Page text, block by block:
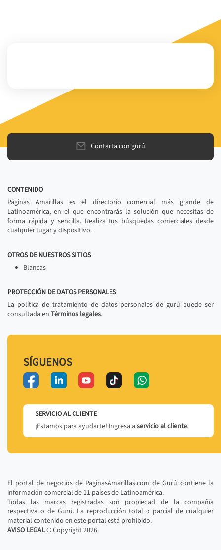
Contacta con gurú
CONTENIDO
Páginas Amarillas es el directorio comercial más grande de
Latinoamérica, en el que encontrarás la solución que necesitas de
forma rápida y sencilla. Realiza tus búsquedas comerciales desde
cualquier lugar y dispositivo.
OTROS DE NUESTROS SITIOS
Blancas
PROTECCIÓN DE DATOS PERSONALES
La política de tratamiento de datos personales de gurú puede ser
consultada en Términos legales.
SÍGUENOS
SERVICIO AL CLIENTE
¡Estamos para ayudarte! Ingresa a servicio al cliente.
El portal de negocios de PaginasAmarillas.com de Gurú contiene la
información comercial de 11 países de Latinoamérica.
Todas las marcas registradas son propiedad de la compañía
respectiva o de Gurú. La reproducción total o parcial de cualquier
material contenido en este portal está prohibido.
AVISO LEGAL© Copyright2026